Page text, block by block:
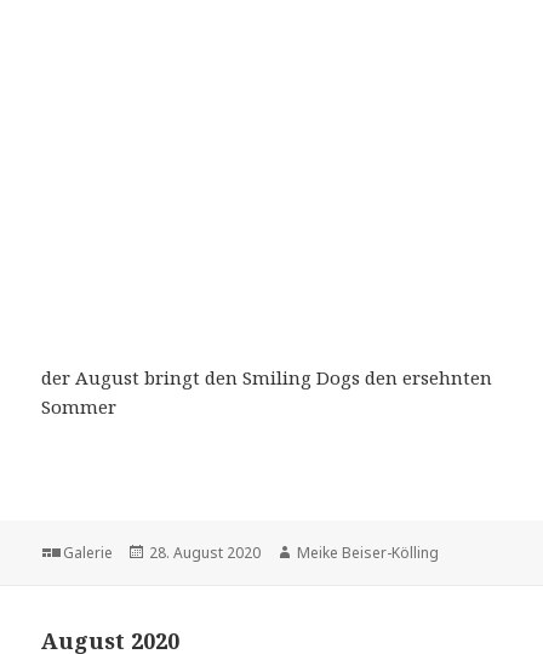
der August bringt den Smiling Dogs den ersehnten
Sommer
Format
Galerie
Veröffentlicht
28. August 2020 Autor
Meike Beiser-Kölling
August 2020